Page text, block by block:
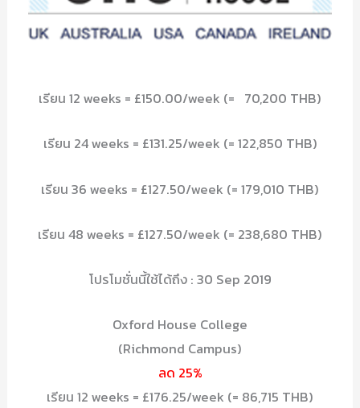
เรียน 12 weeks = £150.00/week (= 70,200 THB)
เรียน 24 weeks = £131.25/week (= 122,850 THB)
เรียน 36 weeks = £127.50/week (= 179,010 THB)
เรียน 48 weeks = £127.50/week (= 238,680 THB)
โปรโมชั่นนี้ใช้ได้ถึง : 30 Sep 2019
Oxford House College
(Richmond Campus)
ลด 25%
เรียน 12 weeks = £176.25/week (= 86,715 THB)